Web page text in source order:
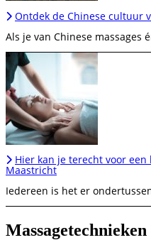
Ontdek de Chinese cultuur
Als je van Chinese massages
Hier kan je terecht voor
Maastricht
Iedereen is het er
Massagetechnieken